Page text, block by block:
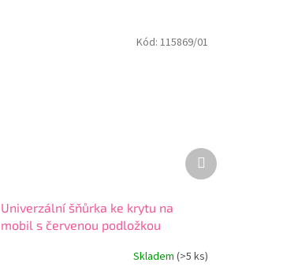
Univerzální šňůrka ke krytu na
mobil s červenou podložkou
Skladem(>5 ks)
Kód: 115869/01
Další
produkt